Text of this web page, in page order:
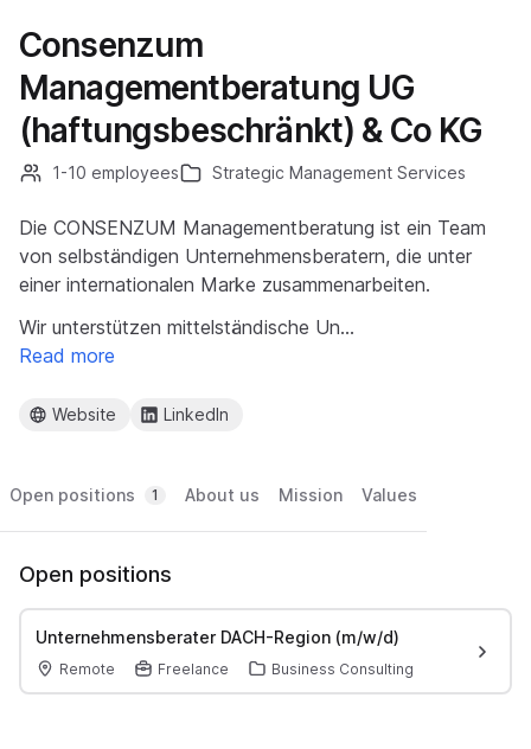
Consenzum
Managementberatung UG
(haftungsbeschränkt) & Co KG
1-10 employees Strategic Management Services
Die CONSENZUM Managementberatung ist ein Team
von selbständigen Unternehmensberatern, die unter
einer internationalen Marke zusammenarbeiten.
Wir unterstützen mittelständische Un…
Read more
Website LinkedIn
Open positions 1 About us Mission Values
Open positions
Unternehmensberater DACH-Region (m/w/d)
Remote Freelance Business Consulting